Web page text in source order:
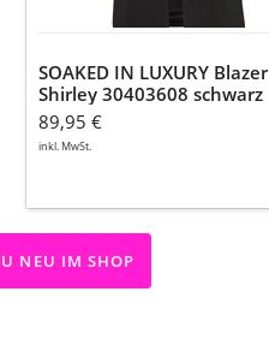
SOAKED IN LUXURY Blazer
Shirley 30403608 schwarz
89,95 €
inkl. MwSt.
NEU IM SHOP